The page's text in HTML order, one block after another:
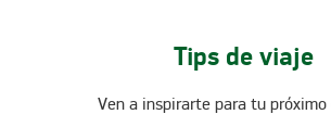
Tips de viaje
Ven a inspirarte para tu